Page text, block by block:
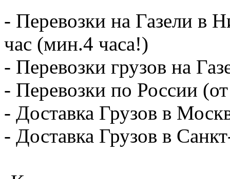
- Перевозки на Газели в
час (мин.4 часа!)
- Перевозки грузов на
- Перевозки по России
- Доставка Грузов в
- Доставка Грузов в